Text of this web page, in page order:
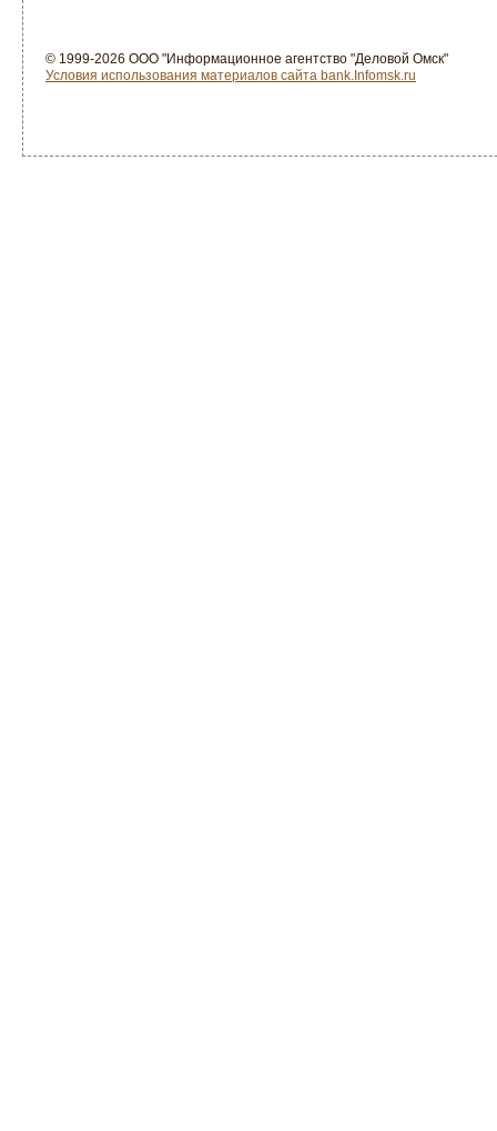
© 1999-2026 ООО "Информационное агентство "Деловой Омск"
Условия использования материалов сайта bank.Infomsk.ru